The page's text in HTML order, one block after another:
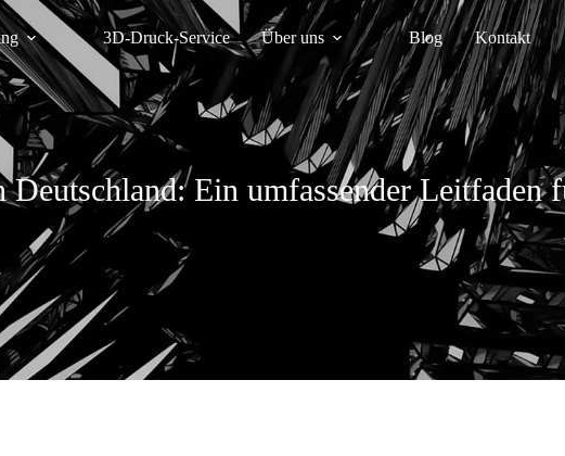
3D-Druck-Service Über uns Blog Kontakt
Ein umfassender Leitfaden